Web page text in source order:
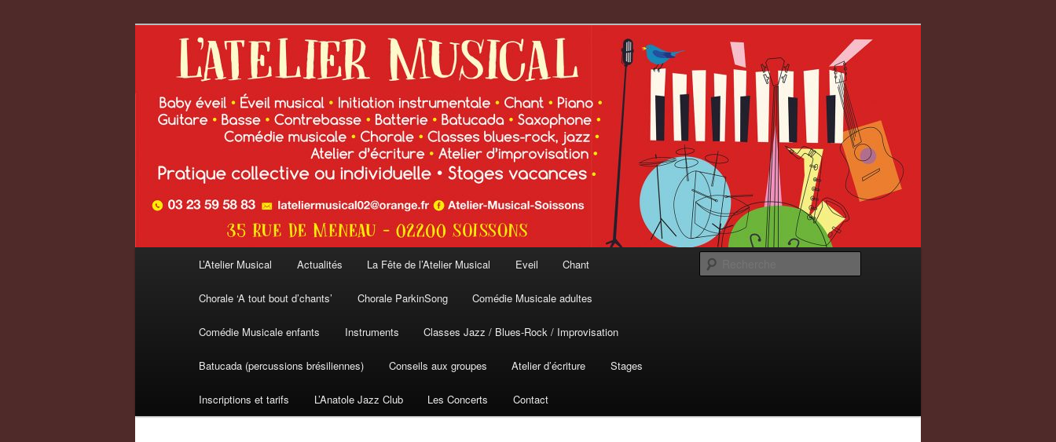
L'Atelier Musical
L’Atelier Musical Actualités La Fête de l’Atelier Musical Eveil Chant
Chorale ‘A tout bout d’chants’ Chorale ParkinSong Comédie Musicale adultes
Comédie Musicale enfants Instruments Classes Jazz / Blues-Rock / Improvisation
Batucada (percussions brésiliennes) Conseils aux groupes Atelier d’écriture Stages
Inscriptions et tarifs L’Anatole Jazz Club Les Concerts Contact